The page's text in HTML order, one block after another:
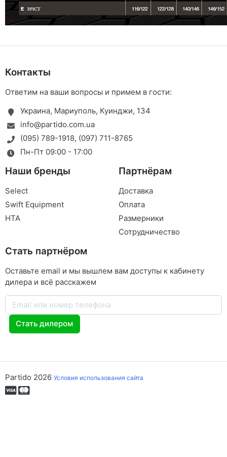
Контакты
Ответим на ваши вопросы и примем в гости:
Украина, Мариуполь, Куинджи, 134
info@partido.com.ua
(095) 789-1918, (097) 711-8765
Пн-Пт 09:00 - 17:00
Наши бренды
Select
Swift Equipment
HTA
Партнёрам
Доставка
Оплата
Размерники
Сотрудничество
Стать партнёром
Оставьте email и мы вышлем вам доступы к кабинету
дилера и всё расскажем
Стать дилером
Partido 2026 Условия использования сайта